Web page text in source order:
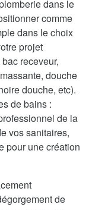
dans le
comme
dans le choix
projet
receveur,
douche
douche, etc).
de bains :
de la
vos sanitaires,
pour une création
de